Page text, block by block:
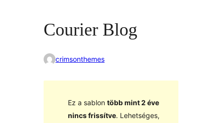
Courier Blog
crimsonthemes
Ez a sablon több mint 2 éve
nincs frissítve. Lehetséges,